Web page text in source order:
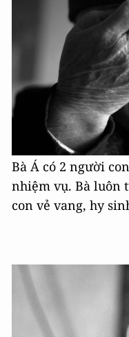
Bà Á có 2 người
nhiệm vụ. Bà luôn
con vẻ vang, hy